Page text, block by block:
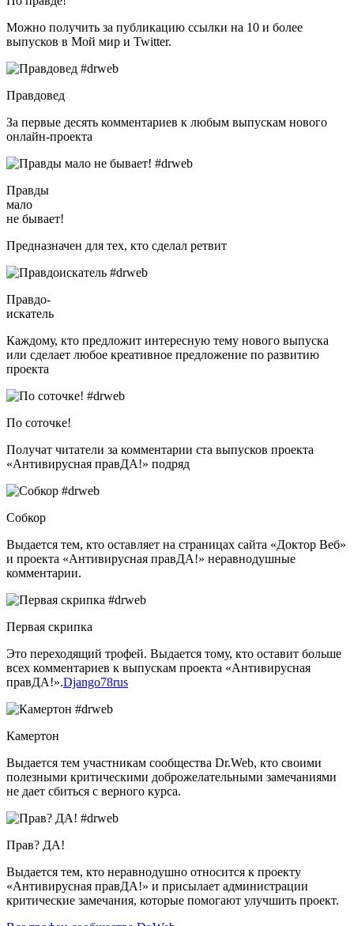
Можно получить за публикацию ссылки на 10 и более
выпусков в Мой мир и Twitter.
Правдовед
За первые десять комментариев к любым выпускам нового
онлайн-проекта
Правды
мало
не бывает!
Предназначен для тех, кто сделал ретвит
Правдо-
искатель
Каждому, кто предложит интересную тему нового выпуска
или сделает любое креативное предложение по развитию
проекта
По соточке!
Получат читатели за комментарии ста выпусков проекта
«Антивирусная правДА!» подряд
Собкор
Выдается тем, кто оставляет на страницах сайта «Доктор Веб»
и проекта «Антивирусная правДА!» неравнодушные
комментарии.
Первая скрипка
Это переходящий трофей. Выдается тому, кто оставит больше
всех комментариев к выпускам проекта «Антивирусная
правДА!».Django78rus
Камертон
Выдается тем участникам сообщества Dr.Web, кто своими
полезными критическими доброжелательными замечаниями
не дает сбиться с верного курса.
Прав? ДА!
Выдается тем, кто неравнодушно относится к проекту
«Антивирусная правДА!» и присылает администрации
критические замечания, которые помогают улучшить проект.